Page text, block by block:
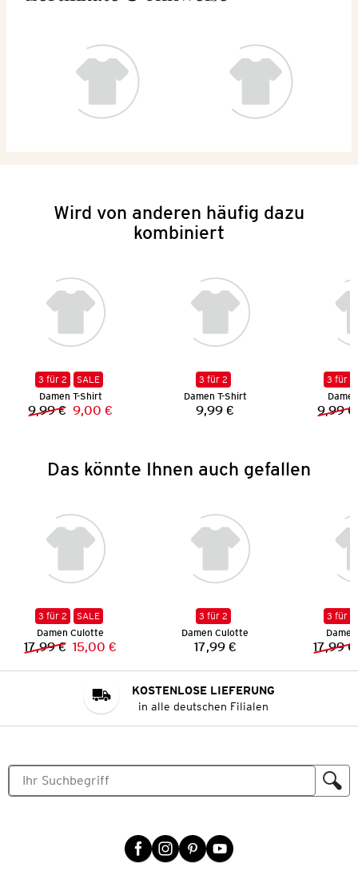
Wird von anderen häufig dazu
kombiniert
3 für 2
SALE
Damen T-Shirt
Vorheriger Preis:
9,99 € Neuer Preis:
9,00 €
3 für 2
Damen T-Shirt
Preis:
9,99 €
3 für 2
9,99 €
Das könnte Ihnen auch gefallen
3 für 2
SALE
Damen Culotte
Vorheriger Preis:
17,99 € Neuer Preis:
15,00 €
3 für 2
Damen Culotte
Preis:
17,99 €
3 für 2
17,99 €
KOSTENLOSE LIEFERUNG
in alle deutschen Filialen